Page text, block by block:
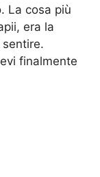
La cosa più
era la
finalmente